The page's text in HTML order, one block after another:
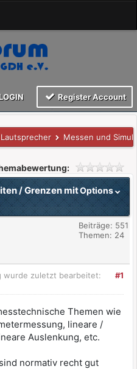
LOGIN Register Account
Lautsprecher Messen und
Options
/ Grenzen mit
Beiträge: 551
Themen: 24
#1
wurde zuletzt bearbeitet:
Themen wie
lineare /
Auslenkung, etc.
normativ recht gut